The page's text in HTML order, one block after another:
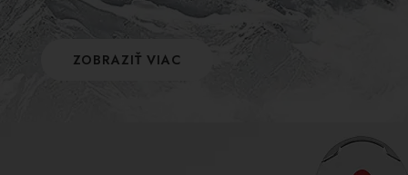
ZOBRAZIŤ VIAC